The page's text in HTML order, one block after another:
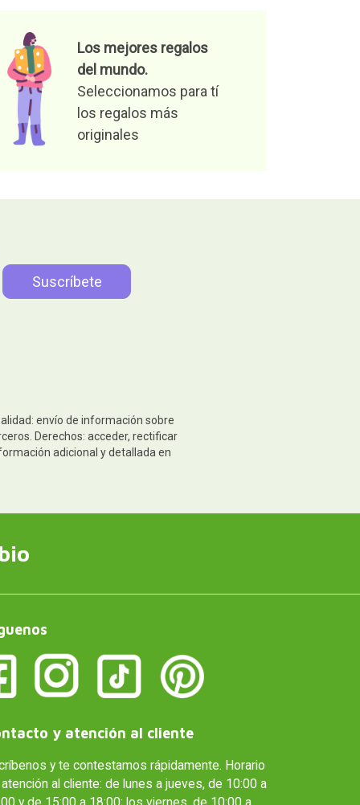
Los mejores regalos
del mundo.
Seleccionamos para tí
los regalos más
originales
envío de información sobre
Derechos: acceder, rectificar
adicional y detallada en
y atención al cliente
y te contestamos rápidamente. Horario
al cliente: de lunes a jueves, de 10:00 a